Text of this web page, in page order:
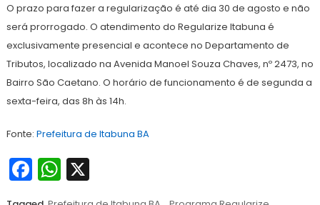
O prazo para fazer a regularização é até dia 30 de agosto e não
será prorrogado. O atendimento do Regularize Itabuna é
exclusivamente presencial e acontece no Departamento de
Tributos, localizado na Avenida Manoel Souza Chaves, nº 2473, no
Bairro São Caetano. O horário de funcionamento é de segunda a
sexta-feira, das 8h às 14h.
Fonte: Prefeitura de Itabuna BA
Facebook
WhatsApp
X